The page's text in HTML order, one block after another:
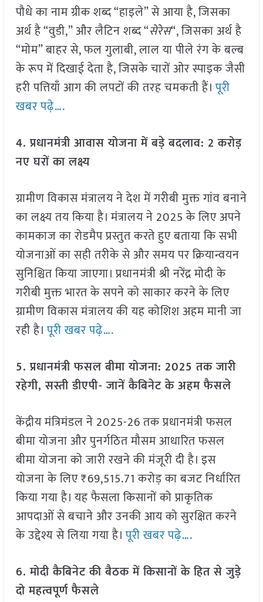
पौधे का नाम ग्रीक शब्द “हाइले” से आया है, जिसका
अर्थ है “वुडी,” और लैटिन शब्द “सेरेस“, जिसका अर्थ है
“मोम” बाहर से, फल गुलाबी, लाल या पीले रंग के बल्ब
के रूप में दिखाई देता है, जिसके चारों ओर स्पाइक जैसी
हरी पत्तियाँ आग की लपटों की तरह चमकती हैं।पूरी
खबर पढ़े….
4. प्रधानमंत्री आवास योजना में बड़े बदलाव: 2 करोड़
नए घरों का लक्ष्य
ग्रामीण विकास मंत्रालय ने देश में गरीबी मुक्त गांव बनाने
का लक्ष्य तय किया है। मंत्रालय ने 2025 के लिए अपने
कामकाज का रोडमैप प्रस्तुत करते हुए बताया कि सभी
योजनाओं का सही तरीके से और समय पर क्रियान्वयन
सुनिश्चित किया जाएगा। प्रधानमंत्री श्री नरेंद्र मोदी के
गरीबी मुक्त भारत के सपने को साकार करने के लिए
ग्रामीण विकास मंत्रालय की यह कोशिश अहम मानी जा
रही है।पूरी खबर पढ़े….
5. प्रधानमंत्री फसल बीमा योजना: 2025 तक जारी
रहेगी, सस्ती डीएपी- जानें कैबिनेट के अहम फैसले
केंद्रीय मंत्रिमंडल ने 2025-26 तक प्रधानमंत्री फसल
बीमा योजना और पुनर्गठित मौसम आधारित फसल
बीमा योजना को जारी रखने की मंजूरी दी है। इस
योजना के लिए ₹69,515.71 करोड़ का बजट निर्धारित
किया गया है। यह फैसला किसानों को प्राकृतिक
आपदाओं से बचाने और उनकी आय को सुरक्षित करने
के उद्देश्य से लिया गया है।पूरी खबर पढ़े….
6. मोदी कैबिनेट की बैठक में किसानों के हित से जुड़े
दो महत्वपूर्ण फैसले